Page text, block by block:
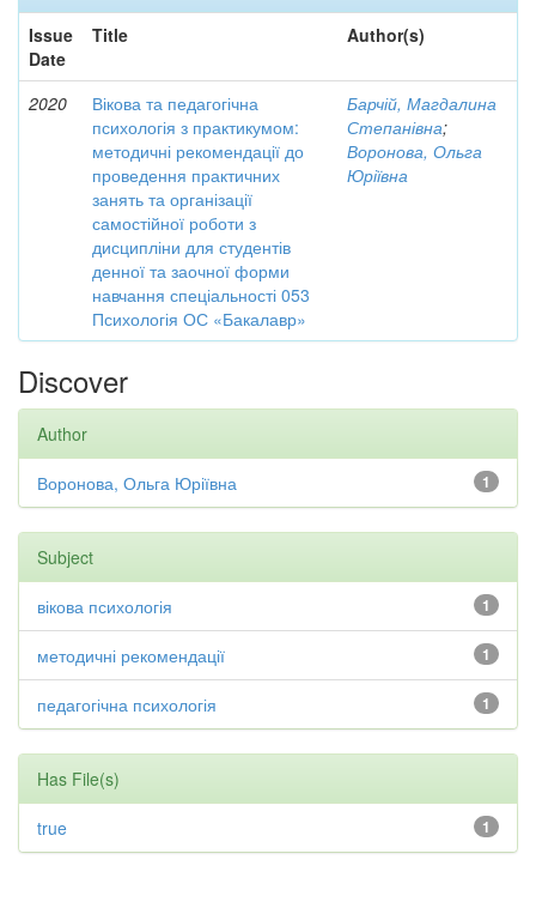
Issue
Date
Title Author(s)
2020
Вікова та педагогічна
психологія з практикумом:
методичні рекомендації до
проведення практичних
занять та організації
самостійної роботи з
дисципліни для студентів
денної та заочної форми
навчання спеціальності 053
Психологія ОС «Бакалавр»
Барчій, Магдалина
Степанівна;
Воронова, Ольга
Юріївна
Discover
Author
1
Воронова, Ольга Юріївна
Subject
1
вікова психологія
1
методичні рекомендації
1
педагогічна психологія
Has File(s)
1
true